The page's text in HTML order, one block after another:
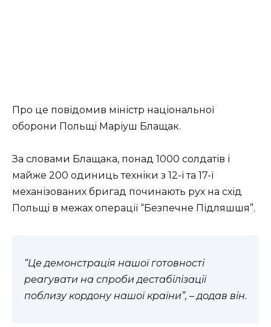
Про це повідомив міністр національної
оборони Польщі Маріуш Блащак.
За словами Блащака, понад 1000 солдатів і
майже 200 одиниць техніки з 12-ї та 17-ї
механізованих бригад починають рух на схід
Польщі в межах операції “Безпечне Підляшшя”.
“Це демонстрація нашої готовності
реагувати на спроби дестабілізації
поблизу кордону нашої країни”, – додав він.